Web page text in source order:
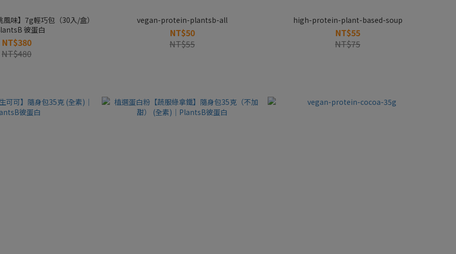
味】7g輕巧包（30入/盒）
彼蛋白
NT$380
NT$480
vegan-protein-plantsb-all
NT$50
NT$55
high-protein-plant-based-soup
NT$55
NT$75